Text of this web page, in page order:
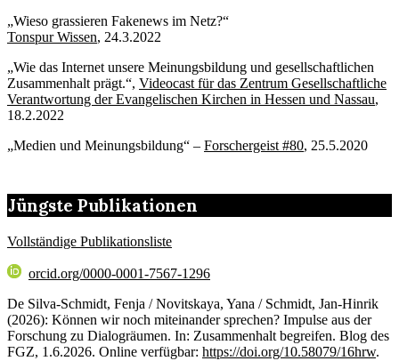
„Wieso grassieren Fakenews im Netz?“
Tonspur Wissen, 24.3.2022
„Wie das Internet unsere Meinungsbildung und gesellschaftlichen
Zusammenhalt prägt.“, Videocast für das Zentrum Gesellschaftliche
Verantwortung der Evangelischen Kirchen in Hessen und Nassau,
18.2.2022
„Medien und Meinungsbildung“ – Forschergeist #80, 25.5.2020
Jüngste Publikationen
Vollständige Publikationsliste
orcid.org/0000-0001-7567-1296
De Silva-Schmidt, Fenja / Novitskaya, Yana / Schmidt, Jan-Hinrik
(2026): Können wir noch miteinander sprechen? Impulse aus der
Forschung zu Dialogräumen. In: Zusammenhalt begreifen. Blog des
FGZ, 1.6.2026. Online verfügbar: https://doi.org/10.58079/16hrw.